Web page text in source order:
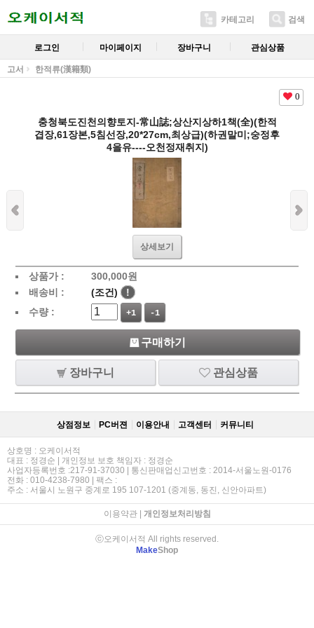
카테고리 검색
로그인 마이페이지 장바구니 관심상품
고서 한적류(漢籍類)
0
충청북도진천의향토지-常山誌;상산지상하1책(全)(한적
겹장,61장본,5침선장,20*27cm,최상급)(하권말미;숭정후
4을유----오천정재취지)
상세보기
상품가 : 300,000원
배송비 :
(조건)
!
수량 :
+1 -1
구매하기
장바구니 관심상품
상점정보 PC버젼 이용안내 고객센터 커뮤니티
상호명 : 오케이서적
대표 : 정경순 | 개인정보 보호 책임자 : 정경순
사업자등록번호 :217-91-37030 | 통신판매업신고번호 : 2014-서울노원-0176
전화 : 010-4238-7980 | 팩스 :
주소 : 서울시 노원구 중계로 195 107-1201 (중계동, 동진, 신안아파트)
이용약관| 개인정보처리방침
ⓒ오케이서적 All rights reserved.
MakeShop